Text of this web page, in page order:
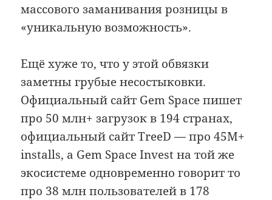
массового заманивания розницы в
«уникальную возможность».
Ещё хуже то, что у этой обвязки
заметны грубые несостыковки.
Официальный сайт Gem Space пишет
про 50 млн+ загрузок в 194 странах,
официальный сайт TreeD — про 45M+
installs, а Gem Space Invest на той же
экосистеме одновременно говорит то
про 38 млн пользователей в 178